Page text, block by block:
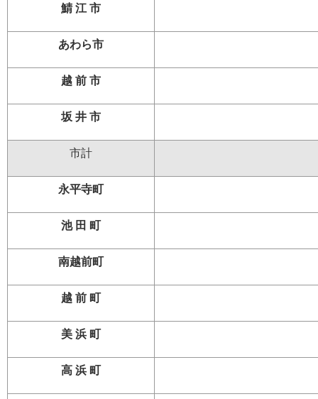
鯖 江 市
あわら市
越 前 市
坂 井 市
市計
永平寺町
池 田 町
南越前町
越 前 町
美 浜 町
高 浜 町